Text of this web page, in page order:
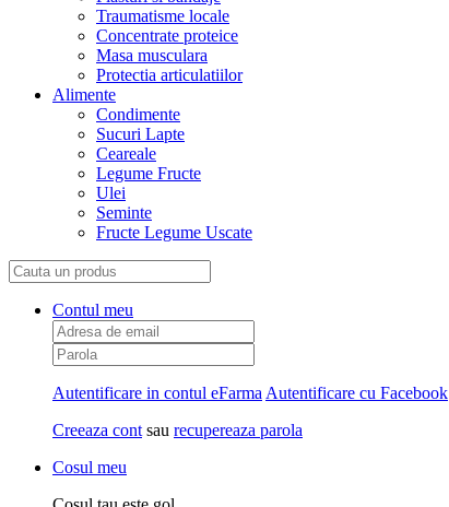
Traumatisme locale
Concentrate proteice
Masa musculara
Protectia articulatiilor
Alimente
Condimente
Sucuri Lapte
Ceareale
Legume Fructe
Ulei
Seminte
Fructe Legume Uscate
Contul meu
Autentificare in contul eFarma Autentificare cu Facebook
Creeaza cont sau recupereaza parola
Cosul meu